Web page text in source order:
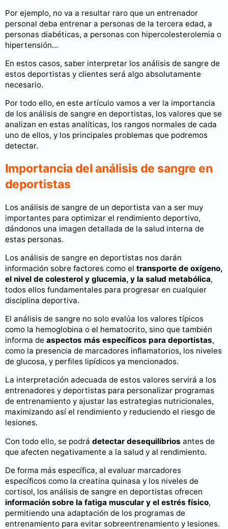
Por ejemplo, no va a resultar raro que un entrenador
personal deba entrenar a personas de la tercera edad, a
personas diabéticas, a personas con hipercolesterolemia o
hipertensión...
En estos casos, saber interpretar los análisis de sangre de
estos deportistas y clientes será algo absolutamente
necesario.
Por todo ello, en este artículo vamos a ver la importancia
de los análisis de sangre en deportistas, los valores que se
analizan en estas analíticas, los rangos normales de cada
uno de ellos, y los principales problemas que podremos
detectar.
Importancia del análisis de sangre en
deportistas
Los análisis de sangre de un deportista van a ser muy
importantes para optimizar el rendimiento deportivo,
dándonos una imagen detallada de la salud interna de
estas personas.
Los análisis de sangre en deportistas nos darán
información sobre factores como el transporte de oxígeno,
el nivel de colesterol y glucemia, y la salud metabólica,
todos ellos fundamentales para progresar en cualquier
disciplina deportiva.
El análisis de sangre no solo evalúa los valores típicos
como la hemoglobina o el hematocrito, sino que también
informa de aspectos más específicos para deportistas,
como la presencia de marcadores inflamatorios, los niveles
de glucosa, y perfiles lipídicos ya mencionados.
La interpretación adecuada de estos valores servirá a los
entrenadores y deportistas para personalizar programas
de entrenamiento y ajustar las estrategias nutricionales,
maximizando así el rendimiento y reduciendo el riesgo de
lesiones.
Con todo ello, se podrá detectar desequilibrios antes de
que afecten negativamente a la salud y al rendimiento.
De forma más específica, al evaluar marcadores
específicos como la creatina quinasa y los niveles de
cortisol, los análisis de sangre en deportistas ofrecen
información sobre la fatiga muscular y el estrés físico,
permitiendo una adaptación de los programas de
entrenamiento para evitar sobreentrenamiento y lesiones.